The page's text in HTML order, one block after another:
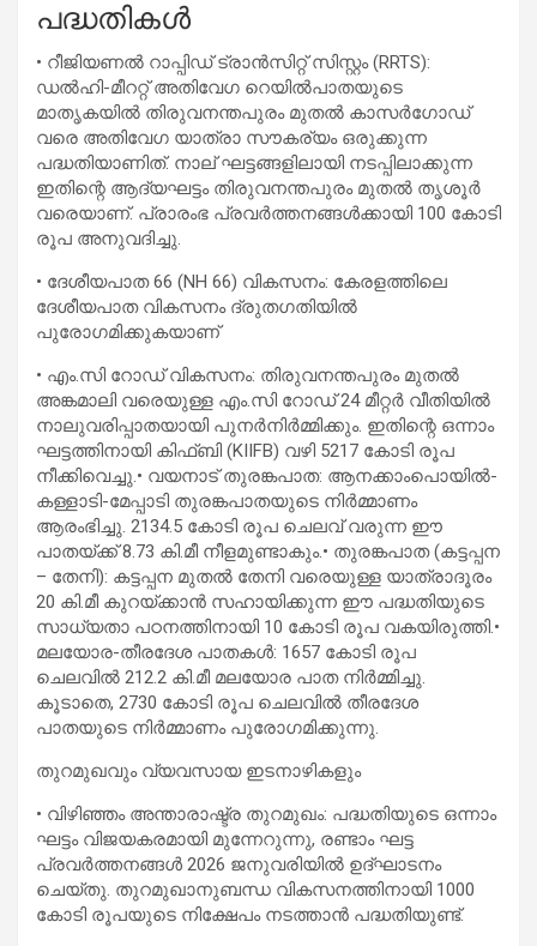
പദ്ധതികൾ
• റീജിയണൽ റാപ്പിഡ് ട്രാൻസിറ്റ് സിസ്റ്റം (RRTS):
ഡൽഹി-മീററ്റ് അതിവേഗ റെയിൽപാതയുടെ
മാതൃകയിൽ തിരുവനന്തപുരം മുതൽ കാസർഗോഡ്
വരെ അതിവേഗ യാത്രാ സൗകര്യം ഒരുക്കുന്ന
പദ്ധതിയാണിത്. നാല് ഘട്ടങ്ങളിലായി നടപ്പിലാക്കുന്ന
ഇതിന്റെ ആദ്യഘട്ടം തിരുവനന്തപുരം മുതൽ തൃശൂർ
വരെയാണ്. പ്രാരംഭ പ്രവർത്തനങ്ങൾക്കായി 100 കോടി
രൂപ അനുവദിച്ചു.
• ദേശീയപാത 66 (NH 66) വികസനം: കേരളത്തിലെ
ദേശീയപാത വികസനം ദ്രുതഗതിയിൽ
പുരോഗമിക്കുകയാണ്
• എം.സി റോഡ് വികസനം: തിരുവനന്തപുരം മുതൽ
അങ്കമാലി വരെയുള്ള എം.സി റോഡ് 24 മീറ്റർ വീതിയിൽ
നാലുവരിപ്പാതയായി പുനർനിർമ്മിക്കും. ഇതിന്റെ ഒന്നാം
ഘട്ടത്തിനായി കിഫ്ബി (KIIFB) വഴി 5217 കോടി രൂപ
നീക്കിവെച്ചു.• വയനാട് തുരങ്കപാത: ആനക്കാംപൊയിൽ-
കള്ളാടി-മേപ്പാടി തുരങ്കപാതയുടെ നിർമ്മാണം
ആരംഭിച്ചു. 2134.5 കോടി രൂപ ചെലവ് വരുന്ന ഈ
പാതയ്ക്ക് 8.73 കി.മീ നീളമുണ്ടാകും.• തുരങ്കപാത (കട്ടപ്പന
– തേനി): കട്ടപ്പന മുതൽ തേനി വരെയുള്ള യാത്രാദൂരം
20 കി.മീ കുറയ്ക്കാൻ സഹായിക്കുന്ന ഈ പദ്ധതിയുടെ
സാധ്യതാ പഠനത്തിനായി 10 കോടി രൂപ വകയിരുത്തി.•
മലയോര-തീരദേശ പാതകൾ: 1657 കോടി രൂപ
ചെലവിൽ 212.2 കി.മീ മലയോര പാത നിർമ്മിച്ചു.
കൂടാതെ, 2730 കോടി രൂപ ചെലവിൽ തീരദേശ
പാതയുടെ നിർമ്മാണം പുരോഗമിക്കുന്നു.
തുറമുഖവും വ്യവസായ ഇടനാഴികളും
• വിഴിഞ്ഞം അന്താരാഷ്ട്ര തുറമുഖം: പദ്ധതിയുടെ ഒന്നാം
ഘട്ടം വിജയകരമായി മുന്നേറുന്നു, രണ്ടാം ഘട്ട
പ്രവർത്തനങ്ങൾ 2026 ജനുവരിയിൽ ഉദ്ഘാടനം
ചെയ്തു. തുറമുഖാനുബന്ധ വികസനത്തിനായി 1000
കോടി രൂപയുടെ നിക്ഷേപം നടത്താൻ പദ്ധതിയുണ്ട്.